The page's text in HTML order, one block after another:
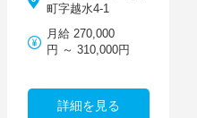
町字越水4-1
月給 270,000
円 ～ 310,000円
詳細を見る